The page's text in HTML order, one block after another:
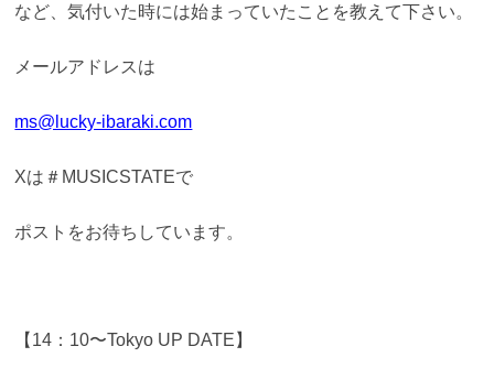
など、気付いた時には始まっていたことを教えて下さい。
メールアドレスは
ms@lucky-ibaraki.com
Xは＃MUSICSTATEで
ポストをお待ちしています。
【14：10〜Tokyo UP DATE】